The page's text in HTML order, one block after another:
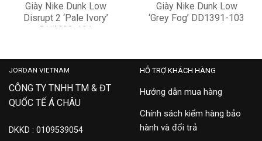
Giày Nike Dunk Low
Disrupt 2 ‘Pale Ivory’
DH4402-101
Giày Nike Dunk Low
‘Grey Fog’ DD1391-103
JORDAN VIETNAM
CÔNG TY TNHH TM & ĐT
QUỐC TẾ Á CHÂU
DKKD : 0109539054
HỖ TRỢ KHÁCH HÀNG
Hướng dẫn mua hàng
Chính sách kiểm hàng bảo
hành và đổi trả